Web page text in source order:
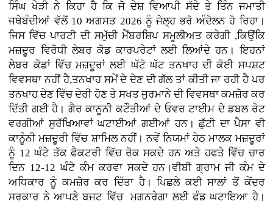
ਸਿੰਘ ਖੇੜੀ ਨੇ ਕਿਹਾ ਹੈ ਕਿ ਜੋ ਦੇਸ਼ ਵਿਆਪੀ ਸੱਦੇ ਤੇ ਤਿੰਨ ਜਮਾਤੀ
ਜਥੇਬੰਦੀਆਂ ਵੱਲੋਂ 10 ਅਗਸਤ 2026 ਨੂੰ ਜੇਲ੍ਹ ਭਰੋ ਅੰਦੋਲਨ ਹੋ ਰਿਹਾ।
ਜਿਸ ਵਿੱਚ ਪਾਰਟੀ ਦੀ ਸਮੁੱਚੀ ਮੈਂਬਰਸ਼ਿਪ ਸਮੂਲੀਅਤ ਕਰੇਗੀ ,ਕਿਉਂਕਿ
ਮਜ਼ਦੂਰ ਵਿਰੋਧੀ ਲੇਬਰ ਕੋਡ ਕਾਰਪਰੇਟਾਂ ਲਈ ਲਿਆਂਦੇ ਹਨ। ਇਹਨਾਂ
ਲੇਬਰ ਕੋਡਾਂ ਵਿੱਚ ਮਜ਼ਦੂਰਾਂ ਲਈ ਘੱਟੋ ਘੱਟ ਤਨਖਾਹ ਦੀ ਕੋਈ ਸਪਸ਼ਟ
ਵਿਵਸਥਾ ਨਹੀਂ ਹੈ,ਤਨਖਾਹ ਸਮੇਂ ਦੇ ਦੇਣ ਦੀ ਗੱਲ ਤਾਂ ਕੀਤੀ ਜਾ ਰਹੀ ਹੈ ਪਰ
ਤਨਖਾਹ ਦੇਣ ਵਿੱਚ ਦੇਰੀ ਹੋਣ ਤੇ ਸਖਤ ਜੁਰਮਾਨੇ ਦੀ ਵਿਵਸਥਾ ਕਮਜ਼ੋਰ ਕਰ
ਦਿੱਤੀ ਗਈ ਹੈ। ਗੈਰ ਕਾਨੂਨੀ ਕਟੌਤੀਆਂ ਦੇ ਓਵਰ ਟਾਈਮ ਦੇ ਡਬਲ ਰੇਟ
ਵਰਗੀਆਂ ਸੁਰੱਖਿਆਵਾਂ ਘਟਾਈਆਂ ਗਈਆਂ ਹਨ। ਛੁੱਟੀ ਦਾ ਪੈਸਾ ਵੀ
ਕਾਨੂੰਨੀ ਮਜ਼ਦੂਰੀ ਵਿੱਚ ਸ਼ਾਮਿਲ ਨਹੀਂ। ਨਵੇਂ ਨਿਯਮਾਂ ਹੇਠ ਮਾਲਕ ਮਜ਼ਦੂਰਾਂ
ਨੂੰ 12 ਘੰਟੇ ਤੱਕ ਫੈਕਟਰੀ ਵਿੱਚ ਰੋਕ ਸਕਦੇ ਹਨ ਅਤੇ ਹਫਤੇ ਵਿੱਚ ਚਾਰ
ਦਿਨ 12-12 ਘੰਟੇ ਕੰਮ ਕਰਵਾ ਸਕਦੇ ਹਨ।ਵੀਬੀ ਗ੍ਰਾਮ ਜੀ ਕੰਮ ਦੇ
ਅਧਿਕਾਰ ਨੂੰ ਕਮਜ਼ੋਰ ਕਰ ਦਿੱਤਾ ਹੈ। ਪਿਛਲੇ ਕਈ ਸਾਲਾਂ ਤੋਂ ਕੇਂਦਰ
ਸਰਕਾਰ ਨੇ ਆਪਣੇ ਬਜਟ ਵਿੱਚ ਮਗਨਰੇਗਾ ਲਈ ਫੰਡ ਘਟਾਇਆ ਹੈ।